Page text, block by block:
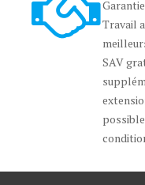
Travail
SAV